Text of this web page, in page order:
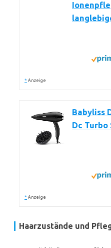
* Anzeige
Babyliss
Dc Turbo
* Anzeige
Haarzustände und